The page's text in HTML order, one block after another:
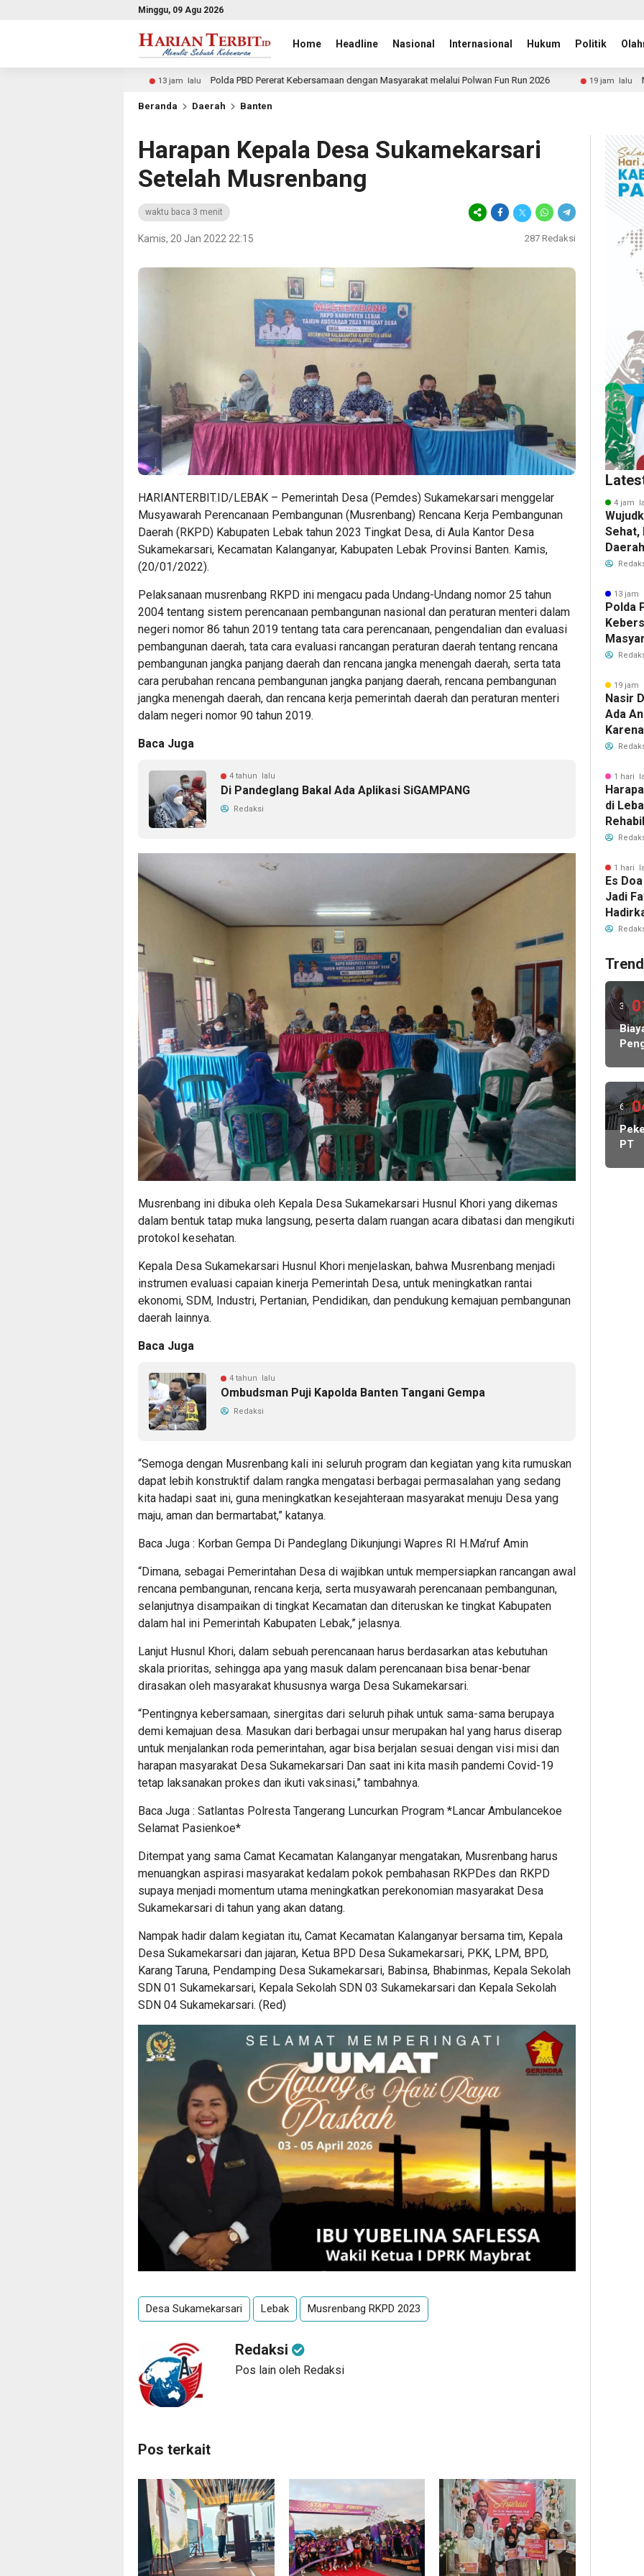
Minggu, 09 Agu 2026
Home Headline Nasional Internasional Hukum Politik
Polda PBD Pererat Kebersamaan dengan Masyarakat melalui Polwan Fun Run 2026 19 jam lalu Nasir Djamil Minta Tak
Beranda Daerah Banten
Harapan Kepala Desa Sukamekarsari
Setelah Musrenbang
waktu baca 3 menit
Kamis, 20 Jan 2022 22:15 287 Redaksi
HARIANTERBIT.ID/LEBAK – Pemerintah Desa (Pemdes) Sukamekarsari menggelar
Musyawarah Perencanaan Pembangunan (Musrenbang) Rencana Kerja Pembangunan
Daerah (RKPD) Kabupaten Lebak tahun 2023 Tingkat Desa, di Aula Kantor Desa
Sukamekarsari, Kecamatan Kalanganyar, Kabupaten Lebak Provinsi Banten. Kamis,
(20/01/2022).
Pelaksanaan musrenbang RKPD ini mengacu pada Undang-Undang nomor 25 tahun
2004 tentang sistem perencanaan pembangunan nasional dan peraturan menteri dalam
negeri nomor 86 tahun 2019 tentang tata cara perencanaan, pengendalian dan evaluasi
pembangunan daerah, tata cara evaluasi rancangan peraturan daerah tentang rencana
pembangunan jangka panjang daerah dan rencana jangka menengah daerah, serta tata
cara perubahan rencana pembangunan jangka panjang daerah, rencana pembangunan
jangka menengah daerah, dan rencana kerja pemerintah daerah dan peraturan menteri
dalam negeri nomor 90 tahun 2019.
Baca Juga
4 tahun lalu
Di Pandeglang Bakal Ada Aplikasi SiGAMPANG
Redaksi
Musrenbang ini dibuka oleh Kepala Desa Sukamekarsari Husnul Khori yang dikemas
dalam bentuk tatap muka langsung, peserta dalam ruangan acara dibatasi dan mengikuti
protokol kesehatan.
Kepala Desa Sukamekarsari Husnul Khori menjelaskan, bahwa Musrenbang menjadi
instrumen evaluasi capaian kinerja Pemerintah Desa, untuk meningkatkan rantai
ekonomi, SDM, Industri, Pertanian, Pendidikan, dan pendukung kemajuan pembangunan
daerah lainnya.
Baca Juga
4 tahun lalu
Ombudsman Puji Kapolda Banten Tangani Gempa
Redaksi
“Semoga dengan Musrenbang kali ini seluruh program dan kegiatan yang kita rumuskan
dapat lebih konstruktif dalam rangka mengatasi berbagai permasalahan yang sedang
kita hadapi saat ini, guna meningkatkan kesejahteraan masyarakat menuju Desa yang
maju, aman dan bermartabat,” katanya.
Baca Juga : Korban Gempa Di Pandeglang Dikunjungi Wapres RI H.Ma’ruf Amin
“Dimana, sebagai Pemerintahan Desa di wajibkan untuk mempersiapkan rancangan awal
rencana pembangunan, rencana kerja, serta musyawarah perencanaan pembangunan,
selanjutnya disampaikan di tingkat Kecamatan dan diteruskan ke tingkat Kabupaten
dalam hal ini Pemerintah Kabupaten Lebak,” jelasnya.
Lanjut Husnul Khori, dalam sebuah perencanaan harus berdasarkan atas kebutuhan
skala prioritas, sehingga apa yang masuk dalam perencanaan bisa benar-benar
dirasakan oleh masyarakat khususnya warga Desa Sukamekarsari.
“Pentingnya kebersamaan, sinergitas dari seluruh pihak untuk sama-sama berupaya
demi kemajuan desa. Masukan dari berbagai unsur merupakan hal yang harus diserap
untuk menjalankan roda pemerintahan, agar bisa berjalan sesuai dengan visi misi dan
harapan masyarakat Desa Sukamekarsari Dan saat ini kita masih pandemi Covid-19
tetap laksanakan prokes dan ikuti vaksinasi,” tambahnya.
Baca Juga : Satlantas Polresta Tangerang Luncurkan Program *Lancar Ambulancekoe
Selamat Pasienkoe*
Ditempat yang sama Camat Kecamatan Kalanganyar mengatakan, Musrenbang harus
menuangkan aspirasi masyarakat kedalam pokok pembahasan RKPDes dan RKPD
supaya menjadi momentum utama meningkatkan perekonomian masyarakat Desa
Sukamekarsari di tahun yang akan datang.
Nampak hadir dalam kegiatan itu, Camat Kecamatan Kalanganyar bersama tim, Kepala
Desa Sukamekarsari dan jajaran, Ketua BPD Desa Sukamekarsari, PKK, LPM, BPD,
Karang Taruna, Pendamping Desa Sukamekarsari, Babinsa, Bhabinmas, Kepala Sekolah
SDN 01 Sukamekarsari, Kepala Sekolah SDN 03 Sukamekarsari dan Kepala Sekolah
SDN 04 Sukamekarsari. (Red)
Desa Sukamekarsari Lebak Musrenbang RKPD 2023
Redaksi
Pos lain oleh Redaksi
Pos terkait
4 jam
Sehat,
Wisata
13 jam
Polda
Polwan
19 jam
Nasir
Ada
1 hari
di
Dibuka
1 hari
Es
Jadi
Es
3
hari
lalu
KP
6
hari
lalu
PT